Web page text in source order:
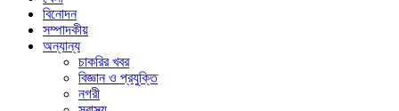
বিনোদন
সম্পাদকীয়
অন্যান্য
চাকরির খবর
বিজ্ঞান ও প্রযুক্তি
নগরী